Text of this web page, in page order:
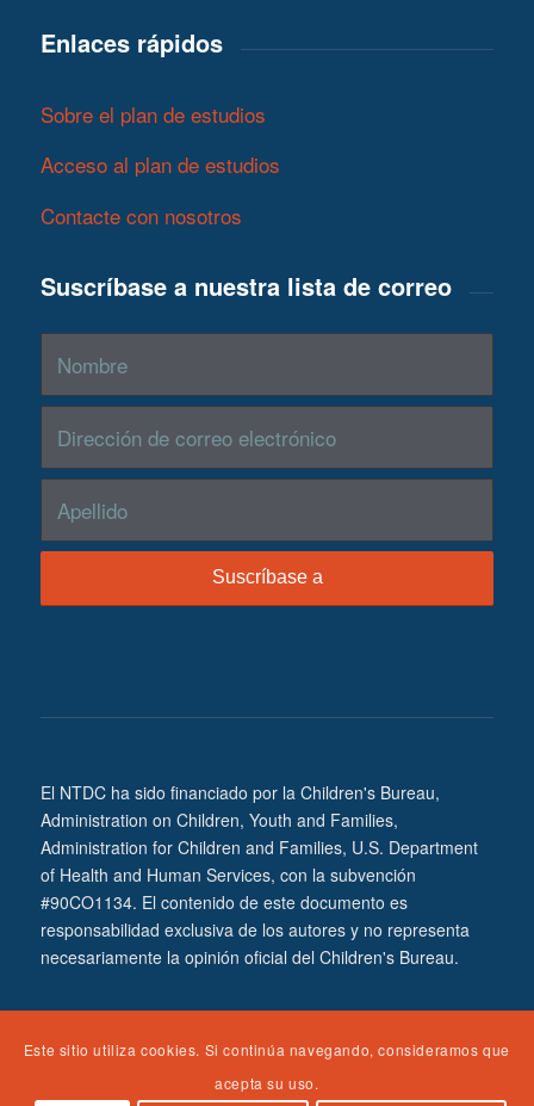
Enlaces rápidos
Sobre el plan de estudios
Acceso al plan de estudios
Contacte con nosotros
Suscríbase a nuestra lista de correo
El NTDC ha sido financiado por la Children's Bureau,
Administration on Children, Youth and Families,
Administration for Children and Families, U.S. Department
of Health and Human Services, con la subvención
#90CO1134. El contenido de este documento es
responsabilidad exclusiva de los autores y no representa
necesariamente la opinión oficial del Children's Bureau.
Este sitio utiliza cookies. Si continúa navegando, consideramos que
acepta su uso.